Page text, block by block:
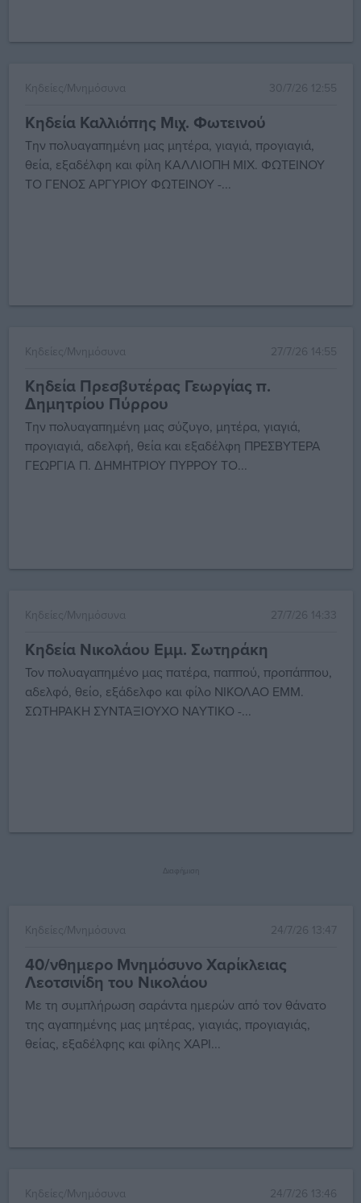
Κηδείες/Μνημόσυνα 30/7/26 12:55
Κηδεία Καλλιόπης Μιχ. Φωτεινού
Την πολυαγαπημένη μας μητέρα, γιαγιά, προγιαγιά,
θεία, εξαδέλφη και φίλη ΚΑΛΛΙΟΠΗ ΜΙΧ. ΦΩΤΕΙΝΟΥ
ΤΟ ΓΕΝΟΣ ΑΡΓΥΡΙΟΥ ΦΩΤΕΙΝΟΥ -...
Κηδείες/Μνημόσυνα 27/7/26 14:55
Κηδεία Πρεσβυτέρας Γεωργίας π.
Δημητρίου Πύρρου
Την πολυαγαπημένη μας σύζυγο, μητέρα, γιαγιά,
προγιαγιά, αδελφή, θεία και εξαδέλφη ΠΡΕΣΒΥΤΕΡΑ
ΓΕΩΡΓΙΑ Π. ΔΗΜΗΤΡΙΟΥ ΠΥΡΡΟΥ ΤΟ...
Κηδείες/Μνημόσυνα 27/7/26 14:33
Κηδεία Νικολάου Εμμ. Σωτηράκη
Τον πολυαγαπημένο μας πατέρα, παππού, προπάππου,
αδελφό, θείο, εξάδελφο και φίλο ΝΙΚΟΛΑΟ ΕΜΜ.
ΣΩΤΗΡΑΚΗ ΣΥΝΤΑΞΙΟΥΧΟ ΝΑΥΤΙΚΟ -...
Διαφήμιση
Κηδείες/Μνημόσυνα 24/7/26 13:47
40/νθημερο Μνημόσυνο Χαρίκλειας
Λεοτσινίδη του Νικολάου
Με τη συμπλήρωση σαράντα ημερών από τον θάνατο
της αγαπημένης μας μητέρας, γιαγιάς, προγιαγιάς,
θείας, εξαδέλφης και φίλης ΧΑΡΙ...
Κηδείες/Μνημόσυνα 24/7/26 13:46